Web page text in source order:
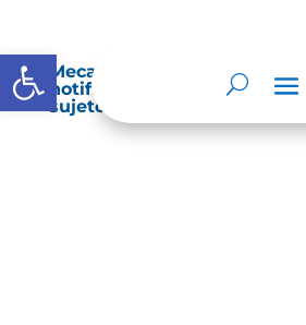
Abrir barra de herramientas
Mecanismos internos de
notificación y vigilancia
sujeto obligado